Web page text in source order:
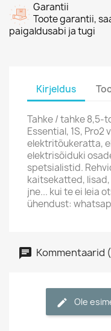
Garantii
Toote garantii,
paigaldusabi ja tugi
Kirjeldus
Tahke / tahke 8,5-
Essential, 1S, Pro2
elektritõukeratta,
elektrisõiduki
spetsialistid.
kaitsekatted,
jne... kui te ei leia
ühendust:
Kommentaarid
Ole